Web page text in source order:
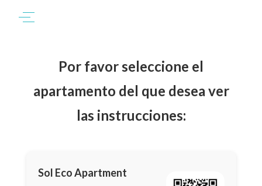
Por favor seleccione el
apartamento del que desea ver
las instrucciones:
Sol Eco Apartment